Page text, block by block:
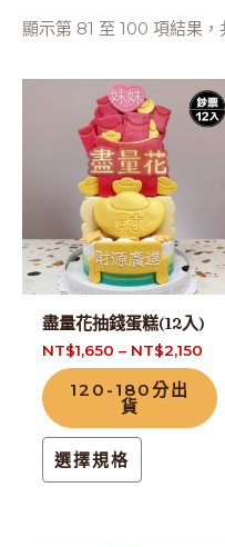
顯示第 81 至 100 項結果，
盡量花抽錢蛋糕(12入)
NT$1,650 – NT$2,150
120-180分出
貨
選擇規格
此
產
品
有
多
種
款
可
在
產
品
面